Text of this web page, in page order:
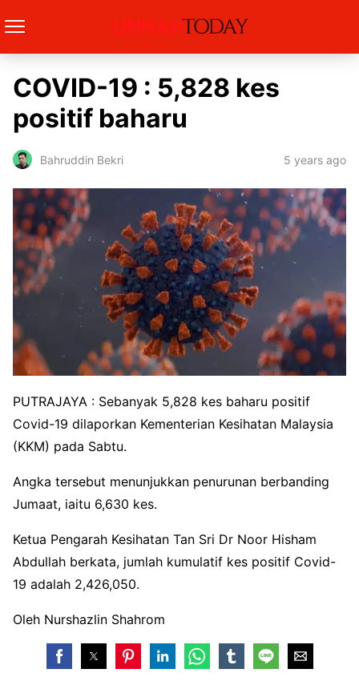
COVID-19 : 5,828 kes
positif baharu
Bahruddin Bekri 5 years ago
PUTRAJAYA : Sebanyak 5,828 kes baharu positif
Covid-19 dilaporkan Kementerian Kesihatan Malaysia
(KKM) pada Sabtu.
Angka tersebut menunjukkan penurunan berbanding
Jumaat, iaitu 6,630 kes.
Ketua Pengarah Kesihatan Tan Sri Dr Noor Hisham
Abdullah berkata, jumlah kumulatif kes positif Covid-
19 adalah 2,426,050.
Oleh Nurshazlin Shahrom